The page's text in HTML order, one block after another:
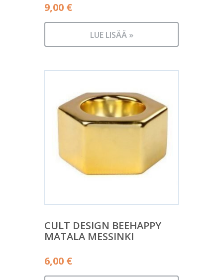
9,00 €
LUE LISÄÄ »
CULT DESIGN BEEHAPPY
MATALA MESSINKI
6,00 €